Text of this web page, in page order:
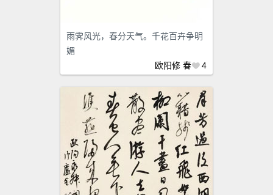
雨霁风光，春分天气。千花百卉争明
媚
欧阳修 春 4